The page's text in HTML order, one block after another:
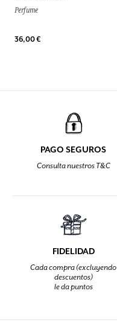
Perfume
36,00 €
PAGO SEGUROS
Consulta nuestros T&C
FIDELIDAD
Cada compra (excluyendo
descuentos)
le da puntos